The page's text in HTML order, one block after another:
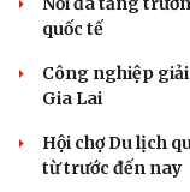
quốc tế
Công nghiệp
Gia Lai
Hội chợ Du lịch
từ trước đến nay